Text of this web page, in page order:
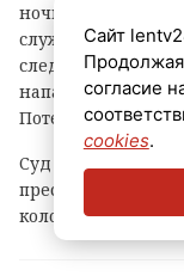
ночь с 30 на 31
службе СУ СКР по
следствия,
напал на 53-
Потерпевший
Суд признал
преступлении и
колонии строгого
Сайт
Продолжая
согласие
cookies.